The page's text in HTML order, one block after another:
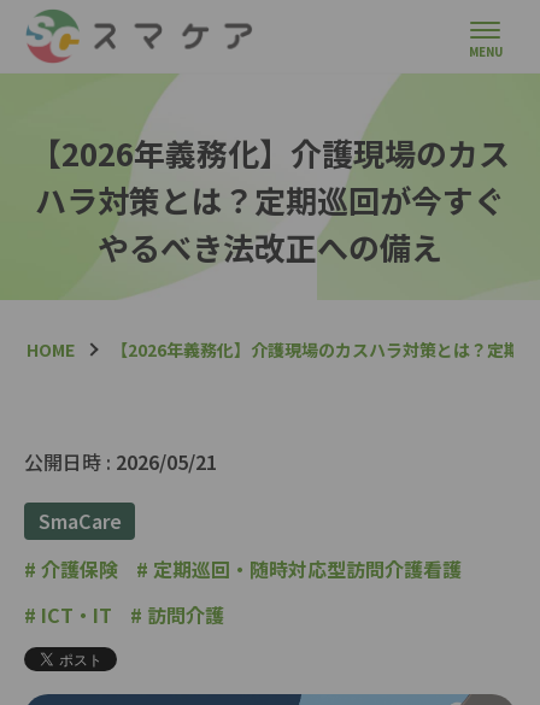
【2026年義務化】介護現場のカス
ハラ対策とは？定期巡回が今すぐ
やるべき法改正への備え
HOME 【2026年義務化】介護現場のカスハラ対策とは？定期
公開日時 : 2026/05/21
SmaCare
# 介護保険 # 定期巡回・随時対応型訪問介護看護
# ICT・IT # 訪問介護